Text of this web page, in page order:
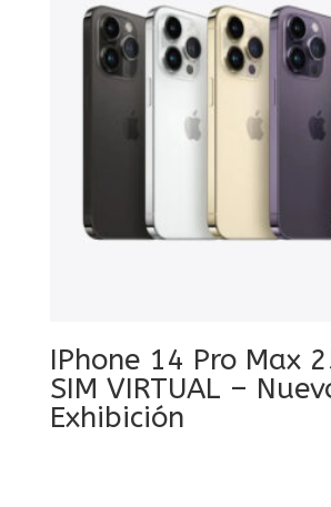
IPhone 14 Pro Max
SIM VIRTUAL –
Exhibición